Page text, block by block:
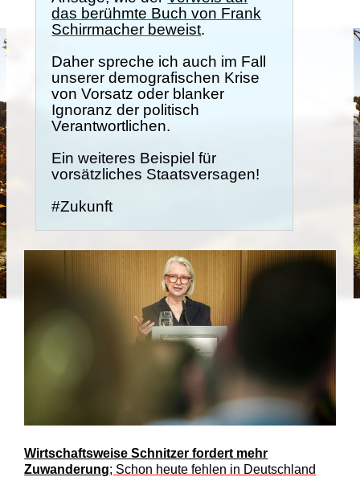
das berühmte Buch von Frank
Schirrmacher beweist.
Daher spreche ich auch im Fall
unserer demografischen Krise
von Vorsatz oder blanker
Ignoranz der politisch
Verantwortlichen.
Ein weiteres Beispiel für
vorsätzliches Staatsversagen!
#Zukunft
Wirtschaftsweise Schnitzer fordert mehr
Zuwanderung; Schon heute fehlen in Deutschland